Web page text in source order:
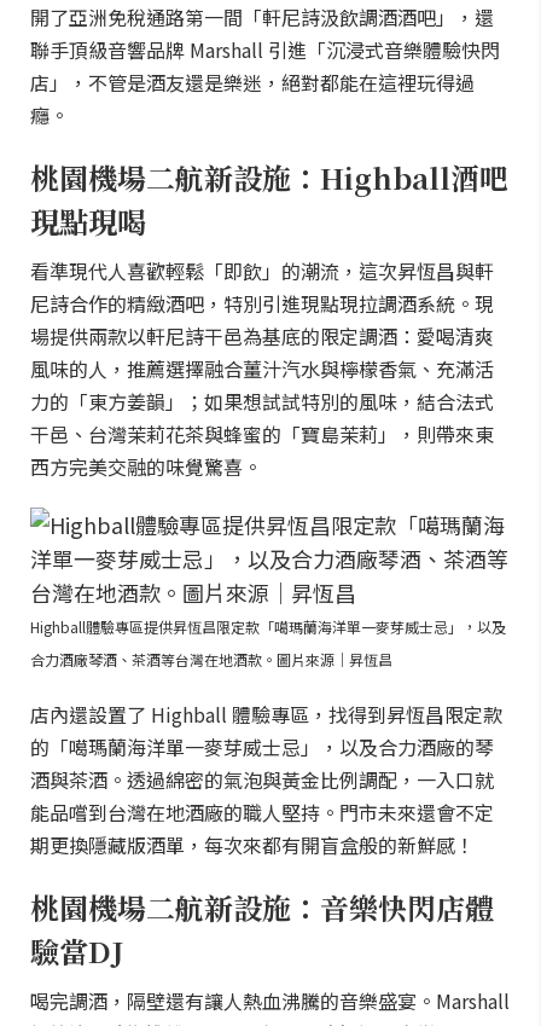
開了亞洲免稅通路第一間「軒尼詩汲飲調酒酒吧」，還
聯手頂級音響品牌 Marshall 引進「沉浸式音樂體驗快閃
店」，不管是酒友還是樂迷，絕對都能在這裡玩得過
癮。
桃園機場二航新設施：Highball酒吧
現點現喝
看準現代人喜歡輕鬆「即飲」的潮流，這次昇恆昌與軒
尼詩合作的精緻酒吧，特別引進現點現拉調酒系統。現
場提供兩款以軒尼詩干邑為基底的限定調酒：愛喝清爽
風味的人，推薦選擇融合薑汁汽水與檸檬香氣、充滿活
力的「東方姜韻」；如果想試試特別的風味，結合法式
干邑、台灣茉莉花茶與蜂蜜的「寶島茉莉」，則帶來東
西方完美交融的味覺驚喜。
Highball體驗專區提供昇恆昌限定款「噶瑪蘭海洋單一麥芽威士忌」，以及
合力酒廠琴酒、茶酒等台灣在地酒款。圖片來源｜昇恆昌
店內還設置了 Highball 體驗專區，找得到昇恆昌限定款
的「噶瑪蘭海洋單一麥芽威士忌」，以及合力酒廠的琴
酒與茶酒。透過綿密的氣泡與黃金比例調配，一入口就
能品嚐到台灣在地酒廠的職人堅持。門市未來還會不定
期更換隱藏版酒單，每次來都有開盲盒般的新鮮感！
桃園機場二航新設施：音樂快閃店體
驗當DJ
喝完調酒，隔壁還有讓人熱血沸騰的音樂盛宴。Marshall